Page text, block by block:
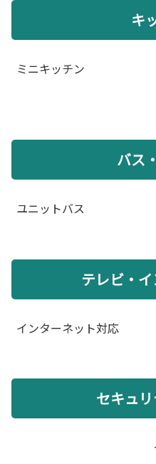
キ
ミニキッチン
バス
ユニットバス
テレビ・
インターネット対応
セキュ